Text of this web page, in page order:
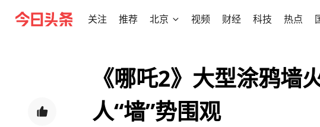
关注 推荐 北京 视频 财经 科技 热点
《哪吒2》大型涂鸦墙
人“墙”势围观